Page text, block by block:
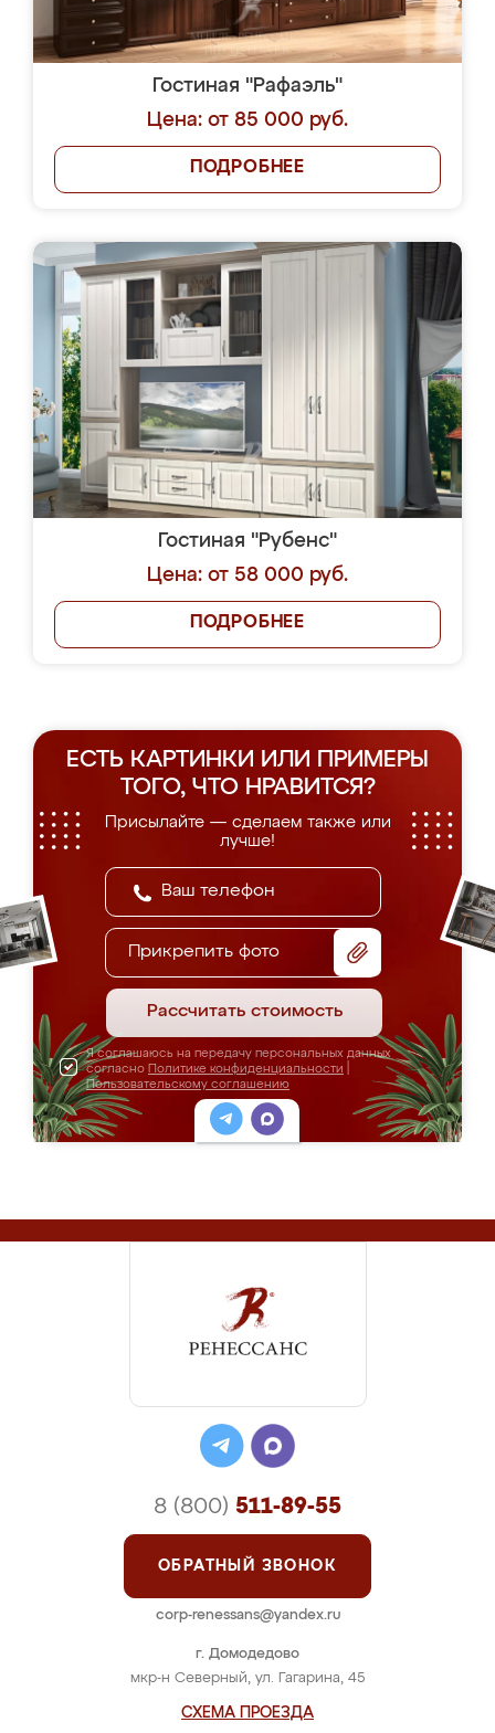
Гостиная "Рафаэль"
Цена: от 85 000 руб.
ПОДРОБНЕЕ
Гостиная "Рубенс"
Цена: от 58 000 руб.
ПОДРОБНЕЕ
ЕСТЬ КАРТИНКИ ИЛИ ПРИМЕРЫ
ТОГО, ЧТО НРАВИТСЯ?
Присылайте — сделаем также или
лучше!
Прикрепить фото
Рассчитать стоимость
Я соглашаюсь на передачу персональных данных
согласно Политике конфиденциальности
Пользовательскому соглашению
г. Домодедово
мкр-н Северный, ул. Гагарина, 45
СХЕМА ПРОЕЗДА
8 (800) 511-89-55
ОБРАТНЫЙ ЗВОНОК
corp-renessans@yandex.ru